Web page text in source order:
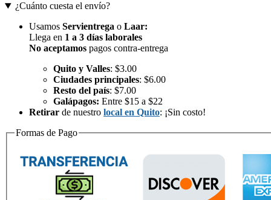
¿Cuánto cuesta el envío?
Usamos Servientrega o Laar:
Llega en 1 a 3 días laborales
No aceptamos pagos contra-entrega
Quito y Valles: $3.00
Ciudades principales: $6.00
Resto del país: $7.00
Galápagos: Entre $15 a $22
Retirar de nuestro local en Quito: ¡Sin costo!
Formas de Pago